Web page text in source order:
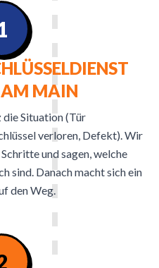
MAIN
die Situation (Tür
verloren, Defekt). Wir
und sagen, welche
sind. Danach macht sich ein
den Weg.